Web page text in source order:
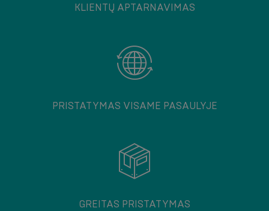
KLIENTŲ APTARNAVIMAS
PRISTATYMAS VISAME PASAULYJE
GREITAS PRISTATYMAS